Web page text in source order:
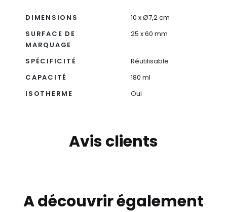
DIMENSIONS
10 x Ø7,2 cm
SURFACE DE
MARQUAGE
25 x 60 mm
SPÉCIFICITÉ
Réutilisable
CAPACITÉ
180 ml
ISOTHERME
Oui
Avis clients
A découvrir également